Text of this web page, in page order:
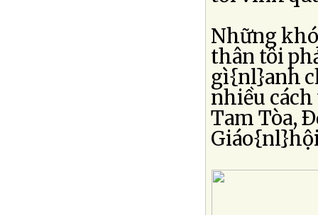
Những
thân tôi
gì{nl}anh
nhiều
Tam Tòa,